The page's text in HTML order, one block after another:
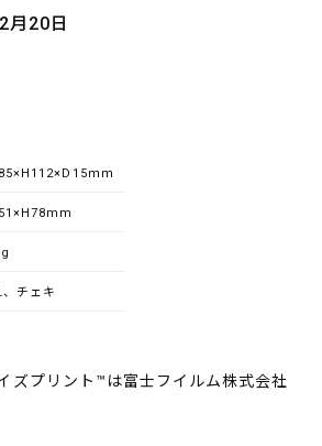
月20日
ｍｍ
、チェキ
ズプリント™は富士フイルム株式会社